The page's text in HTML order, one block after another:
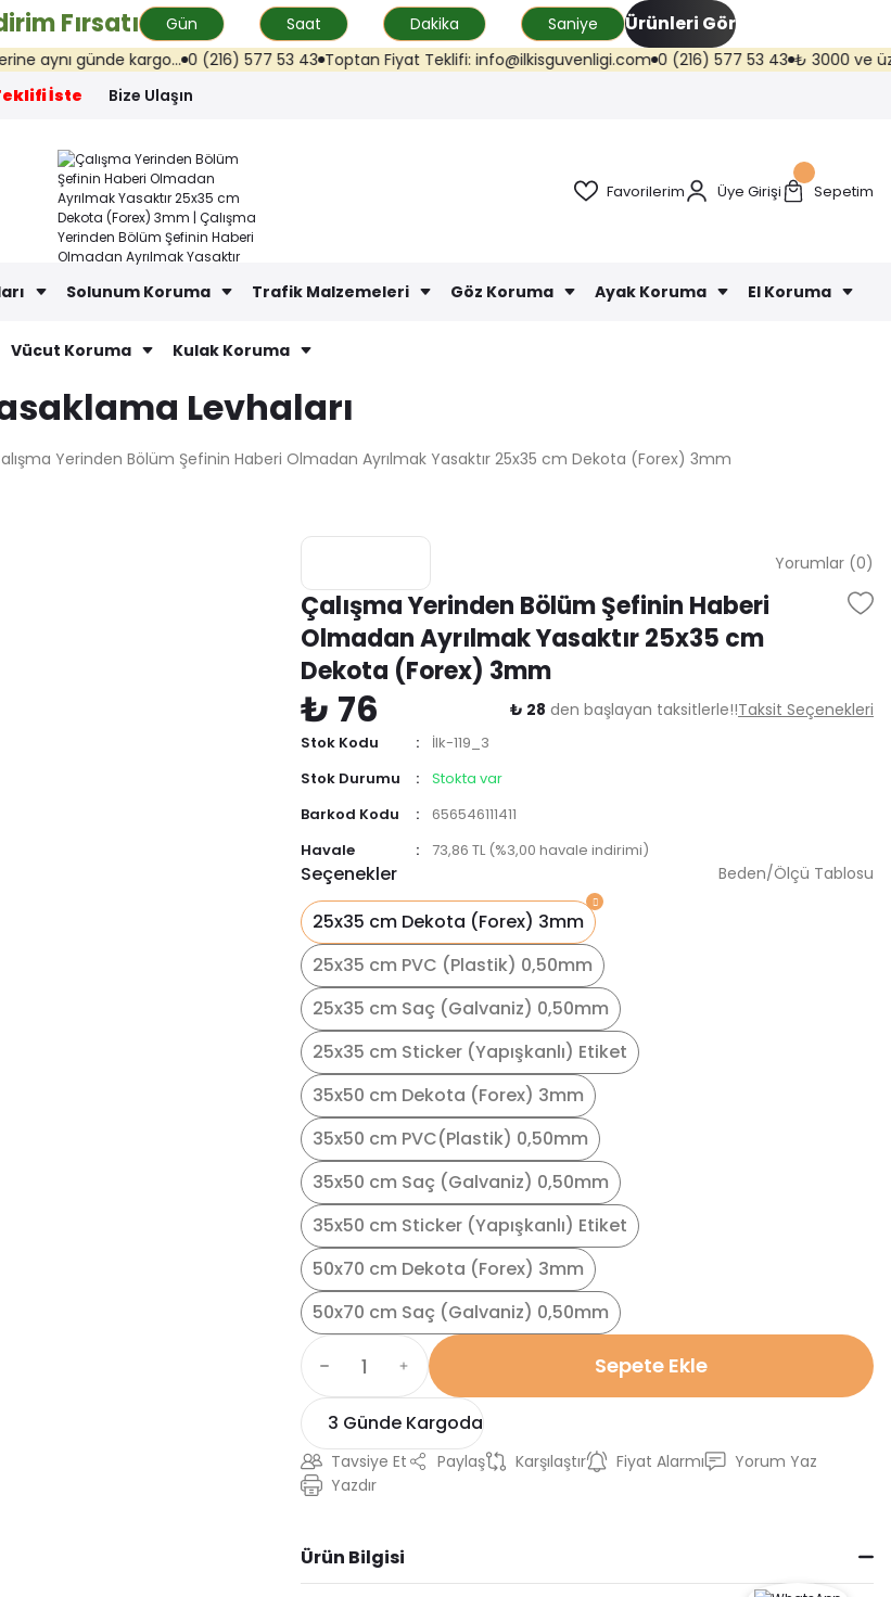
Fırsatı Gün Saat Dakika Saniye Ürünleri Gör
günde kargo... 0 (216) 577 53 43 Toptan Fiyat Teklifi: info@ilkisguvenligi.com 0 (216) 577 53 43 ₺ 3000 ve üzeri
İste Bize Ulaşın
Favorilerim Üye Girişi Sepetim
Solunum Koruma Trafik Malzemeleri Göz Koruma Ayak Koruma El Koruma
Vücut Koruma Kulak Koruma
Levhaları
Yerinden Bölüm Şefinin Haberi Olmadan Ayrılmak Yasaktır 25x35 cm Dekota (Forex) 3mm
Yorumlar (0)
Çalışma Yerinden Bölüm Şefinin Haberi
Olmadan Ayrılmak Yasaktır 25x35 cm
Dekota (Forex) 3mm
₺ 76 ₺ 28 den başlayan taksitlerle!!Taksit Seçenekleri
Stok Kodu
İlk-119_3
Stok Durumu
Stokta var
Barkod Kodu
656546111411
Havale
73,86 TL (%3,00 havale indirimi)
Seçenekler
25x35 cm Dekota (Forex) 3mm
25x35 cm PVC (Plastik) 0,50mm
25x35 cm Saç (Galvaniz) 0,50mm
25x35 cm Sticker (Yapışkanlı) Etiket
35x50 cm Dekota (Forex) 3mm
35x50 cm PVC(Plastik) 0,50mm
35x50 cm Saç (Galvaniz) 0,50mm
35x50 cm Sticker (Yapışkanlı) Etiket
50x70 cm Dekota (Forex) 3mm
50x70 cm Saç (Galvaniz) 0,50mm
Beden/Ölçü Tablosu
Sepete Ekle
3 Günde Kargoda
Tavsiye Et Paylaş Karşılaştır Fiyat Alarmı
Yorum Yaz
Yazdır
Ürün Bilgisi